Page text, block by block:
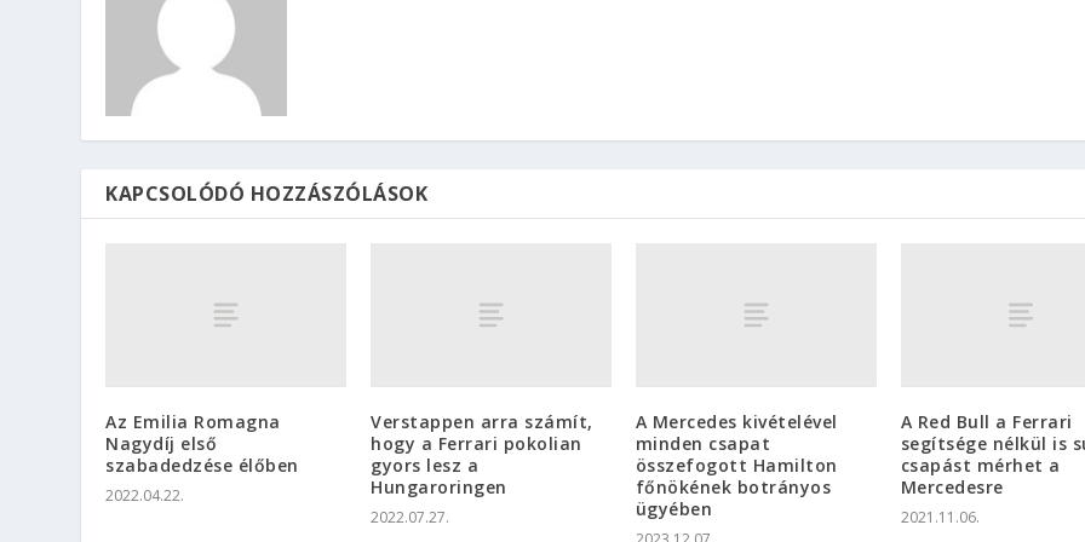
KAPCSOLÓDÓ HOZZÁSZÓLÁSOK
Az Emilia Romagna
Nagydíj első
szabadedzése élőben
2022.04.22.
Verstappen arra számít,
hogy a Ferrari pokolian
gyors lesz a
Hungaroringen
2022.07.27.
A Mercedes kivételével
minden csapat
összefogott Hamilton
főnökének botrányos
ügyében
A Red Bull a Ferrari
segítsége nélkül is
csapást mérhet a
Mercedesre
2021.11.06.